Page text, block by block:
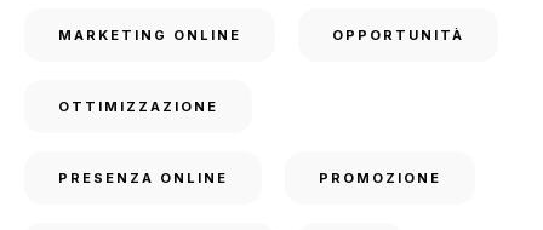
MARKETING ONLINE OPPORTUNITÀ
OTTIMIZZAZIONE
PRESENZA ONLINE PROMOZIONE